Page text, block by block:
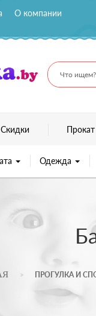
О компании
Что ищем?
Скидки Прокат
Одежда
ПРОГУЛКА И